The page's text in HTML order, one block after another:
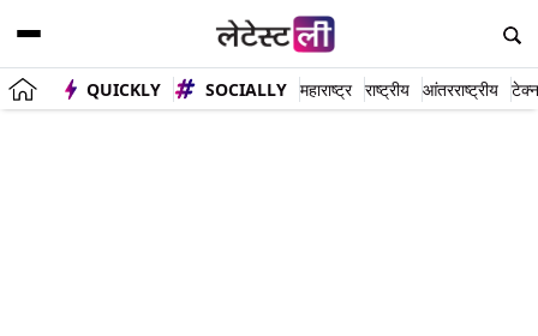
QUICKLY SOCIALLY महाराष्ट्र राष्ट्रीय आंतरराष्ट्रीय